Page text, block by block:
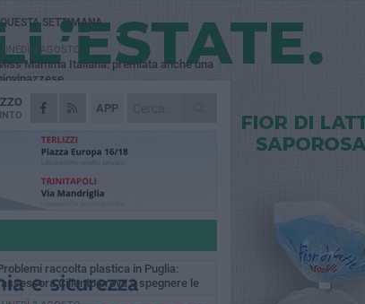
APP
SETTIMANA
3 AGOSTO
Mamma Italiana: premiata anche una
4 AGOSTO
oleosi sul litorale di Giovinazzo,
VENERDÌ 7 AGOSTO
sul litorale, gli aggiornamenti del
5 AGOSTO
raccolta plastica in Puglia:
Ciliento prova a spegnere le